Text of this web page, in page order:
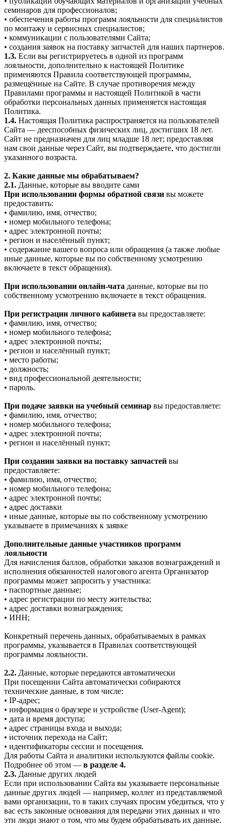
семинаров для профессионалов;
• обеспечения работы программ лояльности для специалистов
по монтажу и сервисных специалистов;
• коммуникации с пользователями Сайта;
• создания заявок на поставку запчастей для наших партнеров.
1.3. Если вы регистрируетесь в одной из программ
лояльности, дополнительно к настоящей Политике
применяются Правила соответствующей программы,
размещённые на Сайте. В случае противоречия между
Правилами программы и настоящей Политикой в части
обработки персональных данных применяется настоящая
Политика.
1.4. Настоящая Политика распространяется на пользователей
Сайта — дееспособных физических лиц, достигших 18 лет.
Сайт не предназначен для лиц младше 18 лет; предоставляя
нам свои данные через Сайт, вы подтверждаете, что достигли
указанного возраста.
2. Какие данные мы обрабатываем?
2.1. Данные, которые вы вводите сами
При использовании формы обратной связи вы можете
предоставить:
• фамилию, имя, отчество;
• номер мобильного телефона;
• адрес электронной почты;
• регион и населённый пункт;
• содержание вашего вопроса или обращения (а также любые
иные данные, которые вы по собственному усмотрению
включаете в текст обращения).
При использовании онлайн-чата данные, которые вы по
собственному усмотрению включаете в текст обращения.
При регистрации личного кабинета вы предоставляете:
• фамилию, имя, отчество;
• номер мобильного телефона;
• адрес электронной почты;
• регион и населённый пункт;
• место работы;
• должность;
• вид профессиональной деятельности;
• пароль.
При подаче заявки на учебный семинар вы предоставляете:
• фамилию, имя, отчество;
• номер мобильного телефона;
• адрес электронной почты;
• регион и населённый пункт;
При создании заявки на поставку запчастей вы
предоставляете:
• фамилию, имя, отчество;
• номер мобильного телефона;
• адрес электронной почты;
• адрес доставки
• иные данные, которые вы по собственному усмотрению
указываете в примечаниях к заявке
Дополнительные данные участников программ
лояльности
Для начисления баллов, обработки заказов вознаграждений и
исполнения обязанностей налогового агента Организатор
программы может запросить у участника:
• паспортные данные;
• адрес регистрации по месту жительства;
• адрес доставки вознаграждения;
• ИНН;
Конкретный перечень данных, обрабатываемых в рамках
программы, указывается в Правилах соответствующей
программы лояльности.
2.2. Данные, которые передаются автоматически
При посещении Сайта автоматически собираются
технические данные, в том числе:
• IP-адрес;
• информация о браузере и устройстве (User-Agent);
• дата и время доступа;
• адрес страницы входа и выхода;
• источник перехода на Сайт;
• идентификаторы сессии и посещения.
Для работы Сайта и аналитики используются файлы cookie.
Подробнее об этом — в разделе 4.
2.3. Данные других людей
Если при использовании Сайта вы указываете персональные
данные других людей — например, коллег из представляемой
вами организации, то в таких случаях просим убедиться, что у
вас есть законные основания для передачи этих данных и что
эти люди знают о том, что мы будем обрабатывать их данные.